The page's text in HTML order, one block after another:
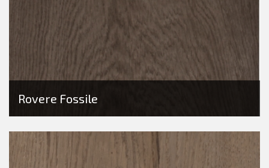
Rovere Fossile